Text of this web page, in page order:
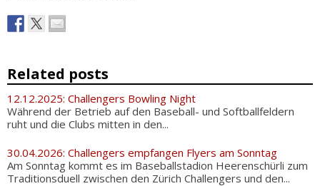
Related posts
12.12.2025: Challengers Bowling Night
Während der Betrieb auf den Baseball- und Softballfeldern
ruht und die Clubs mitten in den...
30.04.2026: Challengers empfangen Flyers am Sonntag
Am Sonntag kommt es im Baseballstadion Heerenschürli zum
Traditionsduell zwischen den Zürich Challengers und den...